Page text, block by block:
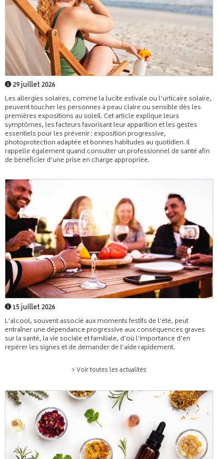
29 juillet 2026
Les allergies solaires, comme la lucite estivale ou l’urticaire solaire,
peuvent toucher les personnes à peau claire ou sensible dès les
premières expositions au soleil. Cet article explique leurs
symptômes, les facteurs favorisant leur apparition et les gestes
essentiels pour les prévenir : exposition progressive,
photoprotection adaptée et bonnes habitudes au quotidien. Il
rappelle également quand consulter un professionnel de santé afin
de bénéficier d’une prise en charge appropriée.
15 juillet 2026
L’alcool, souvent associé aux moments festifs de l’été, peut
entraîner une dépendance progressive aux conséquences graves
sur la santé, la vie sociale et familiale, d’où l’importance d’en
repérer les signes et de demander de l’aide rapidement.
> Voir toutes les actualités